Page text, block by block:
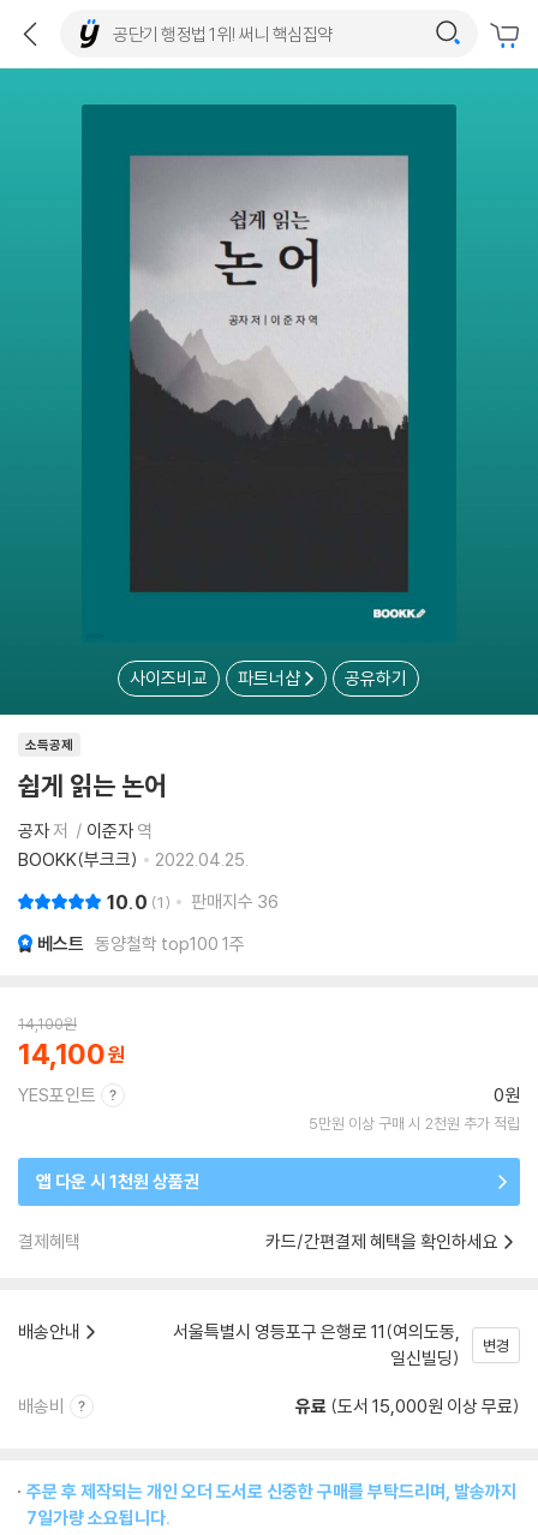
사이즈비교 파트너샵 공유하기
소득공제
쉽게 읽는 논어
공자저 이준자역
BOOKK(부크크)
2022.04.25.
10.0 1 판매지수 36
베스트 동양철학 top100 1주
14,100원
14,100
YES포인트 0원
5만원 이상 구매 시 2천원 추가 적립
앱 다운 시 1천원 상품권
결제혜택 카드/간편결제 혜택을 확인하세요
배송안내
서울특별시 영등포구 은행로 11(여의도동,
일신빌딩)
변경
배송비 유료 (도서 15,000원 이상 무료)
주문 후 제작되는 개인 오더 도서로 신중한 구매를 부탁드리며, 발송까지
7일가량 소요됩니다.